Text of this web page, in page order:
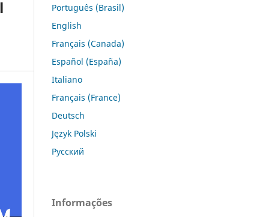
Português (Brasil)
English
Français (Canada)
Español (España)
Italiano
Français (France)
Deutsch
Język Polski
Русский
Informações